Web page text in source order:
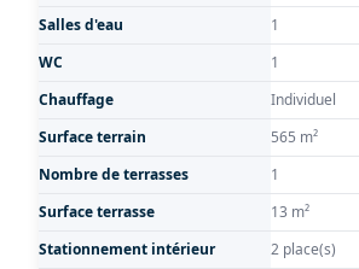
Salles d'eau
1
WC
1
Chauffage
Individuel
Surface terrain
565 m²
Nombre de terrasses
1
Surface terrasse
13 m²
Stationnement intérieur
2 place(s)